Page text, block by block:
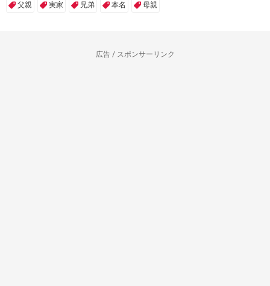
父親 実家 兄弟 本名 母親
広告 / スポンサーリンク